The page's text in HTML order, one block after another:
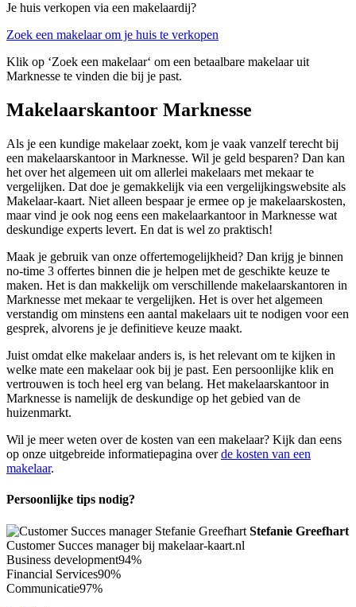
Je huis verkopen via een makelaardij?
Zoek een makelaar om je huis te verkopen
Klik op ‘Zoek een makelaar‘ om een betaalbare makelaar uit
Marknesse te vinden die bij je past.
Makelaarskantoor Marknesse
Als je een kundige makelaar zoekt, kom je vaak vanzelf terecht bij
een makelaarskantoor in Marknesse. Wil je geld besparen? Dan kan
het over het algemeen uit om allerlei makelaars met mekaar te
vergelijken. Dat doe je gemakkelijk via een vergelijkingswebsite als
Makelaar-kaart. Niet alleen bespaar je ermee op je makelaarskosten,
maar vind je ook nog eens een makelaarkantoor in Marknesse wat
deskundige experts levert. En dat is wel zo praktisch!
Maak je gebruik van onze offertemogelijkheid? Dan krijg je binnen
no-time 3 offertes binnen die je helpen met de geschikte keuze te
maken. Het is dan makkelijk om verschillende makelaarskantoren in
Marknesse met mekaar te vergelijken. Het is over het algemeen
verstandig om minstens een aantal makelaars uit te nodigen voor een
gesprek, alvorens je je definitieve keuze maakt.
Juist omdat elke makelaar anders is, is het relevant om te kijken in
welke mate een makelaar ook bij je past. Een persoonlijke klik en
vertrouwen is toch heel erg van belang. Het makelaarskantoor in
Marknesse is namelijk de deskundige op het gebied van de
huizenmarkt.
Wil je meer weten over de kosten van een makelaar? Kijk dan eens
op onze uitgebreide informatiepagina overde kosten van een
makelaar.
Persoonlijke tips nodig?
Stefanie Greefhart
Customer Succes manager bij makelaar-kaart.nl
Business development94%
Financial Services90%
Communicatie97%